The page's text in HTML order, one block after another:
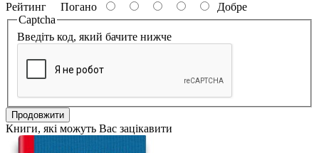
Рейтинг Погано
Добре
Captcha
Введіть код, який бачите нижче
Продовжити
Книги, які можуть Вас зацікавити